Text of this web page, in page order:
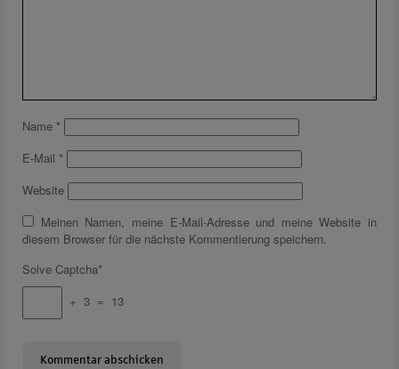
Name *
E-Mail *
Website
Meinen Namen, meine E-Mail-Adresse und meine Website in
diesem Browser für die nächste Kommentierung speichern.
Solve Captcha*
+ 3 = 13